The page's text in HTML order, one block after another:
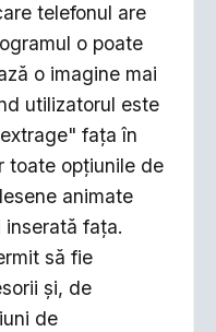
telefonul are
o poate
o imagine mai
utilizatorul este
faţa în
toate opțiunile de
animate
faţa.
să fie
și, de
de